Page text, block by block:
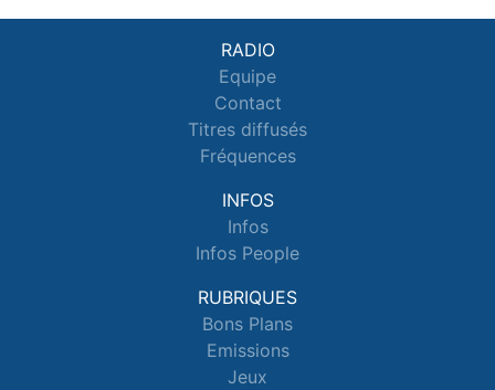
RADIO
Equipe
Contact
Titres diffusés
Fréquences
INFOS
Infos
Infos People
RUBRIQUES
Bons Plans
Emissions
Jeux